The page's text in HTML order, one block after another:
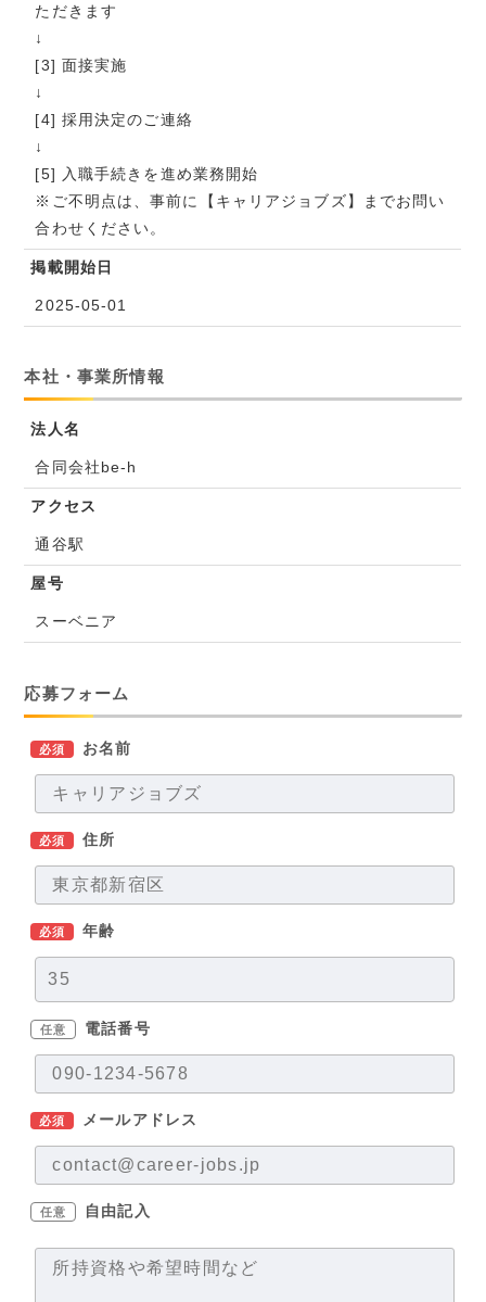
ただきます
↓
[3] 面接実施
↓
[4] 採用決定のご連絡
↓
[5] 入職手続きを進め業務開始
※ご不明点は、事前に【キャリアジョブズ】までお問い
合わせください。
掲載開始日
2025-05-01
本社・事業所情報
法人名
合同会社be-h
アクセス
通谷駅
屋号
スーベニア
応募フォーム
必須 お名前
必須 住所
必須 年齢
任意 電話番号
必須 メールアドレス
任意 自由記入